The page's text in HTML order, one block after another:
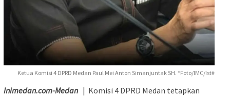
Ketua Komisi 4 DPRD Medan Paul Mei Anton Simanjuntak SH. *Foto/IMC/Ist#
Inimedan.com-Medan| Komisi 4 DPRD Medan tetapkan